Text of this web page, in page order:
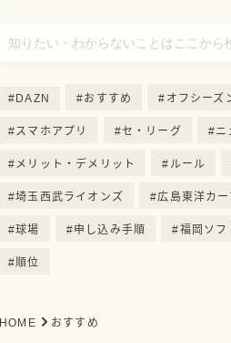
DAZN おすすめ オフシーズ
スマホアプリ セ・リーグ ニ
メリット・デメリット ルール
埼玉西武ライオンズ 広島東洋カー
球場 申し込み手順 福岡ソフ
順位
HOME おすすめ